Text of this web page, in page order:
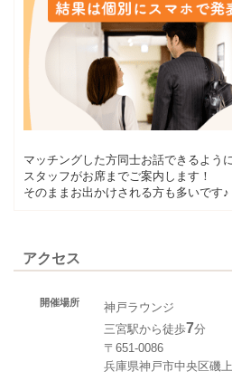
マッチングした方同士お話できるように
スタッフがお席までご案内します！
そのままお出かけされる方も多いです♪
アクセス
開催場所
神戸ラウンジ
三宮駅から徒歩7分
〒651-0086
兵庫県神戸市中央区磯